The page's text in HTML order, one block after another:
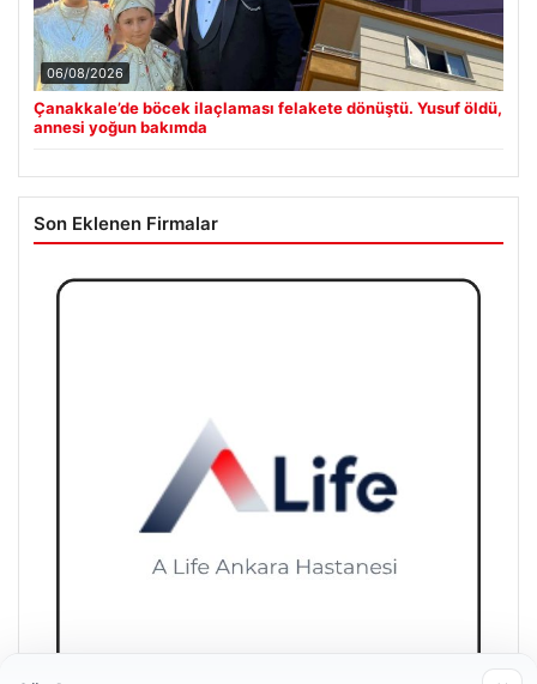
06/08/2026
Çanakkale’de böcek ilaçlaması felakete dönüştü. Yusuf öldü,
annesi yoğun bakımda
Son Eklenen Firmalar